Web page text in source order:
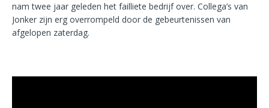
nam twee jaar geleden het failliete bedrijf over. Collega’s van
Jonker zijn erg overrompeld door de gebeurtenissen van
afgelopen zaterdag.